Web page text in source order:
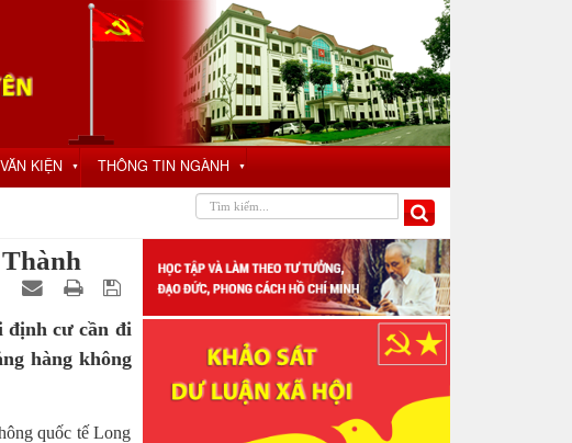
KIỆN ▼ THÔNG TIN NGÀNH ▼
định cư cần đi
hàng không
quốc tế Long